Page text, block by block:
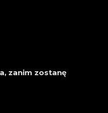
zanim zostanę